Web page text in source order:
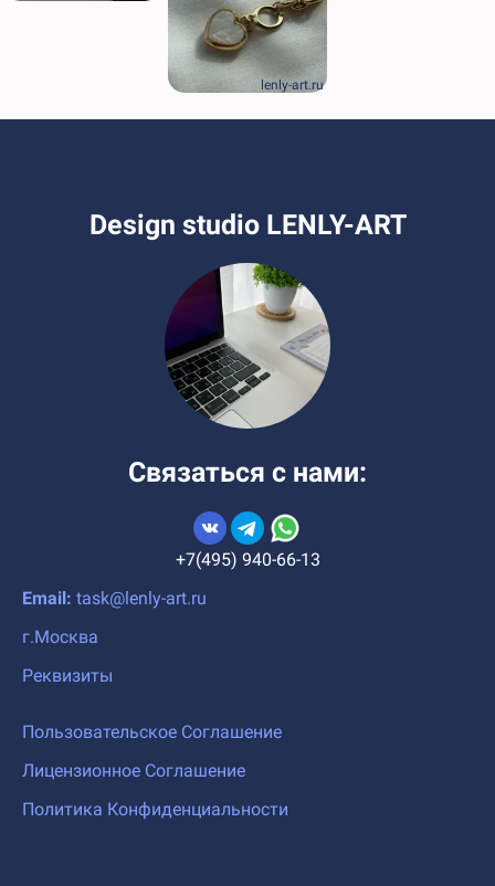
lenly-art.ru
Design studio LENLY-ART
Связаться с нами:
+7(495) 940-66-13
Email: task@lenly-art.ru
г.Москва
Реквизиты
Пользовательское Соглашение
Лицензионное Соглашение
Политика Конфиденциальности